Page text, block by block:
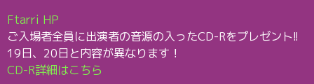
Ftarri HP
ご入場者全員に出演者の音源の入ったCD-Rをプレゼント!!
19日、20日と内容が異なります！
CD-R詳細はこちら